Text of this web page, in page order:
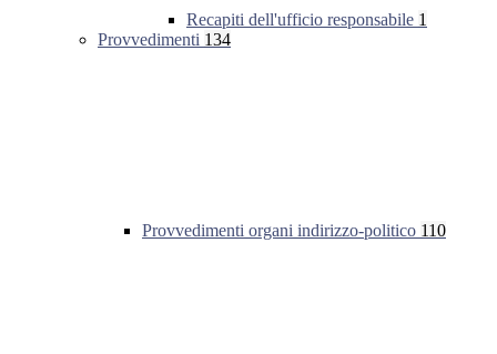
Recapiti dell'ufficio responsabile 1
Provvedimenti 134
Provvedimenti organi indirizzo-politico 110